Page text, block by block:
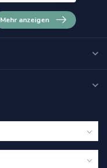
Mehr anzeigen